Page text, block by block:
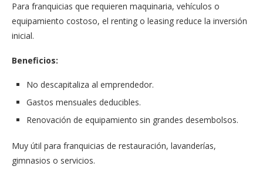
Para franquicias que requieren maquinaria, vehículos o
equipamiento costoso, el renting o leasing reduce la inversión
inicial.
Beneficios:
No descapitaliza al emprendedor.
Gastos mensuales deducibles.
Renovación de equipamiento sin grandes desembolsos.
Muy útil para franquicias de restauración, lavanderías,
gimnasios o servicios.